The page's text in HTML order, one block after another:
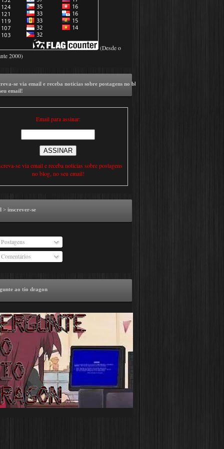
(Desde o
2000)
se via email e receba noticias sobre postagens no blog,
email!
Email para assinar:
se via email e receba noticias sobre postagens
no blog, no seu email!
> inscrever-se
ao tio dragon